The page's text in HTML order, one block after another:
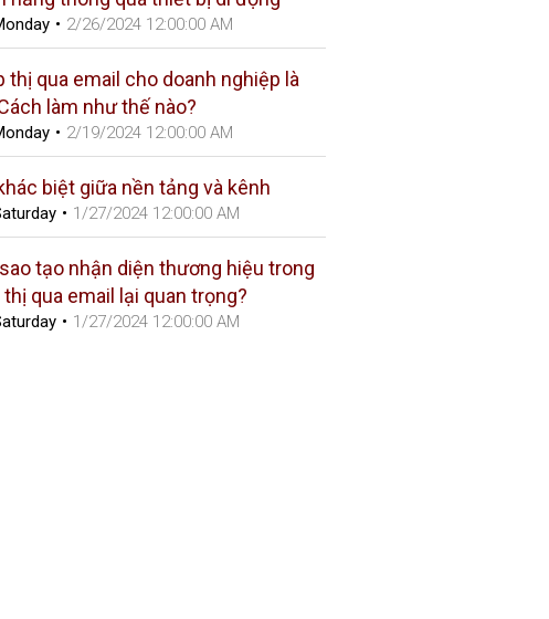
• 2/26/2024 12:00:00 AM
thị qua email cho doanh nghiệp là
làm như thế nào?
• 2/19/2024 12:00:00 AM
biệt giữa nền tảng và kênh
• 1/27/2024 12:00:00 AM
tạo nhận diện thương hiệu trong
qua email lại quan trọng?
• 1/27/2024 12:00:00 AM